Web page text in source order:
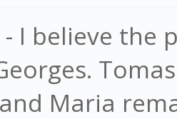
I believe the
Maria